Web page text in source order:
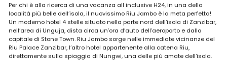
Per chi è alla ricerca di una vacanza all inclusive H24, in una della
località più belle dell’isola, il nuovissimo Riu Jambo è la meta perfetta!
Un moderno hotel 4 stelle situato nella parte nord dell’isola di Zanzibar,
nell’area di Unguja, dista circa un’ora d’auto dell’aeroporto e dalla
capitale di Stone Town. Riu Jambo sorge nelle immediate vicinanze del
Riu Palace Zanzibar, l’altro hotel appartenente alla catena Riu,
direttamente sulla spiaggia di Nungwi, una delle più amate dell’isola.